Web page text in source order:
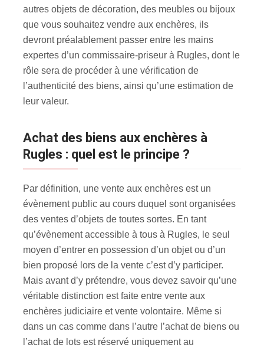
autres objets de décoration, des meubles ou bijoux
que vous souhaitez vendre aux enchères, ils
devront préalablement passer entre les mains
expertes d’un commissaire-priseur à Rugles, dont le
rôle sera de procéder à une vérification de
l’authenticité des biens, ainsi qu’une estimation de
leur valeur.
Achat des biens aux enchères à
Rugles : quel est le principe ?
Par définition, une vente aux enchères est un
évènement public au cours duquel sont organisées
des ventes d’objets de toutes sortes. En tant
qu’évènement accessible à tous à Rugles, le seul
moyen d’entrer en possession d’un objet ou d’un
bien proposé lors de la vente c’est d’y participer.
Mais avant d’y prétendre, vous devez savoir qu’une
véritable distinction est faite entre vente aux
enchères judiciaire et vente volontaire. Même si
dans un cas comme dans l’autre l’achat de biens ou
l’achat de lots est réservé uniquement au